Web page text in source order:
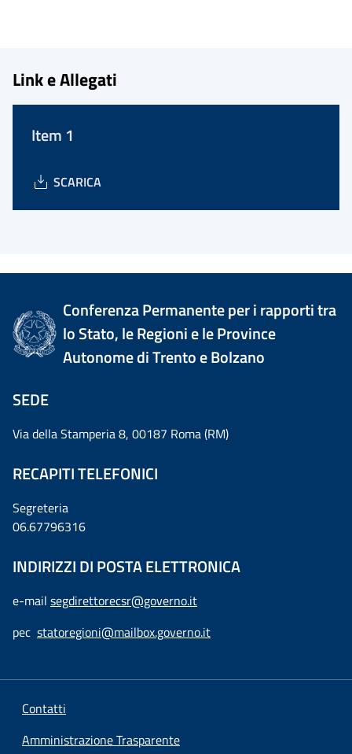
Link e Allegati
Item 1
SCARICA
Conferenza Permanente per i rapporti tra
lo Stato, le Regioni e le Province
Autonome di Trento e Bolzano
SEDE
Via della Stamperia 8, 00187 Roma (RM)
RECAPITI TELEFONICI
Segreteria
06.67796316
INDIRIZZI DI POSTA ELETTRONICA
e-mail segdirettorecsr@governo.it
pec statoregioni@mailbox.governo.it
Contatti
Amministrazione Trasparente